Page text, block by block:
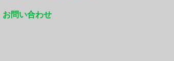
お問い合わせ